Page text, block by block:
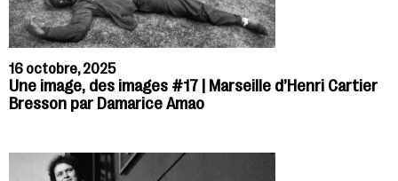
16 octobre, 2025
Une image, des images #17 | Marseille d’Henri Cartier
Bresson par Damarice Amao